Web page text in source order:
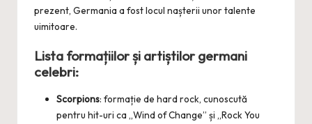
prezent, Germania a fost locul nașterii unor talente
uimitoare.
Lista formațiilor și artiștilor germani
celebri:
Scorpions: formație de hard rock, cunoscută
pentru hit-uri ca „Wind of Change” și „Rock You